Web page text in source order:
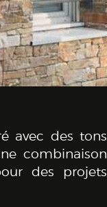
avec des tons
combinaison
des projets